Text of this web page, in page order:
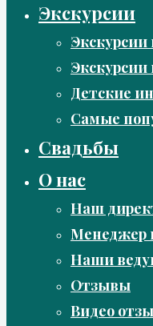
Экскурсии
Экскурсии
Детские
Самые
Свадьбы
О нас
Наш
Менеджер
Наши
Отзывы
Видео